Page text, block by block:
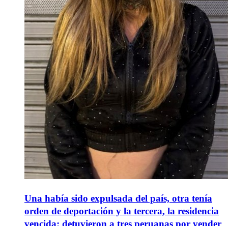
Una había sido expulsada del país, otra tenía
orden de deportación y la tercera, la residencia